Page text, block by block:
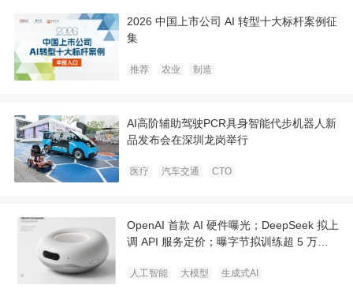
2026 中国上市公司 AI 转型十大标杆案例征
集
推荐 农业 制造
AI高阶辅助驾驶PCR具身智能代步机器人新
品发布会在深圳龙岗举行
医疗 汽车交通 CTO
OpenAI 首款 AI 硬件曝光；DeepSeek 拟上
调 API 服务定价；曝字节拟训练超 5 万亿
人工智能 大模型 生成式AI